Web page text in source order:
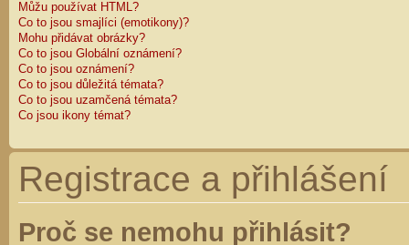
Můžu používat HTML?
Co to jsou smajlíci (emotikony)?
Mohu přidávat obrázky?
Co to jsou Globální oznámení?
Co to jsou oznámení?
Co to jsou důležitá témata?
Co to jsou uzamčená témata?
Co jsou ikony témat?
Registrace a přihlášení
Proč se nemohu přihlásit?